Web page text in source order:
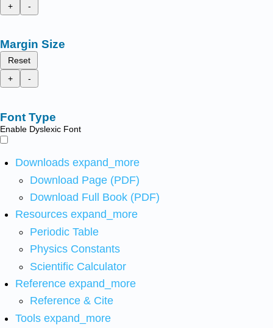
+
-
Margin Size
Reset
+
-
Font Type
Enable Dyslexic Font
Downloads expand_more
Download Page (PDF)
Download Full Book (PDF)
Resources expand_more
Periodic Table
Physics Constants
Scientific Calculator
Reference expand_more
Reference & Cite
Tools expand_more